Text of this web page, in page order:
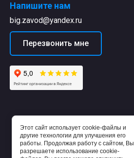
Напишите нам
big.zavod@yandex.ru
Перезвонить мне
Этот сайт использует cookie-файлы и
другие технологии для улучшения его
работы. Продолжая работу с сайтом, Вы
разрешаете использование cookie-